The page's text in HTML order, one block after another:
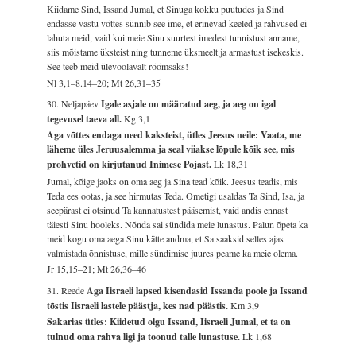
Kiidame Sind, Issand Jumal, et Sinuga kokku puutudes ja Sind
endasse vastu võttes sünnib see ime, et erinevad keeled ja rahvused ei
lahuta meid, vaid kui meie Sinu suurtest imedest tunnistust anname,
siis mõistame üksteist ning tunneme üksmeelt ja armastust isekeskis.
See teeb meid ülevoolavalt rõõmsaks!
Nl 3,1–8.14–20; Mt 26,31–35
30. NeljapäevIgale asjale on määratud aeg, ja aeg on igal
tegevusel taeva all.Kg 3,1
Aga võttes endaga need kaksteist, ütles Jeesus neile: Vaata, me
läheme üles Jeruusalemma ja seal viiakse lõpule kõik see, mis
prohvetid on kirjutanud Inimese Pojast.Lk 18,31
Jumal, kõige jaoks on oma aeg ja Sina tead kõik. Jeesus teadis, mis
Teda ees ootas, ja see hirmutas Teda. Ometigi usaldas Ta Sind, Isa, ja
seepärast ei otsinud Ta kannatustest pääsemist, vaid andis ennast
täiesti Sinu hooleks. Nõnda sai sündida meie lunastus. Palun õpeta ka
meid kogu oma aega Sinu kätte andma, et Sa saaksid selles ajas
valmistada õnnistuse, mille sündimise juures peame ka meie olema.
Jr 15,15–21; Mt 26,36–46
31. Reede Aga Iisraeli lapsed kisendasid Issanda poole ja Issand
tõstis Iisraeli lastele päästja, kes nad päästis.Km 3,9
Sakarias ütles: Kiidetud olgu Issand, Iisraeli Jumal, et ta on
tulnud oma rahva ligi ja toonud talle lunastuse.Lk 1,68